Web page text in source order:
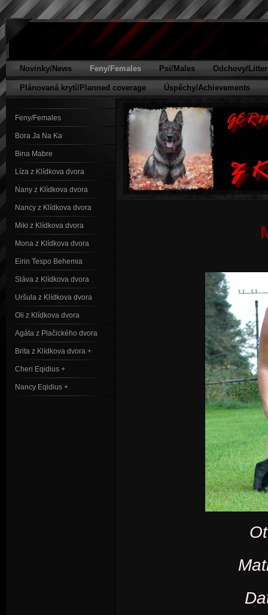
Novinky/News Feny/Females Psi/Males Odchovy/
Plánovaná krytí/Planned coverage Úspěchy/Achievements
Feny/Females
Bora Ja Na Ka
Bina Mabre
Líza z Klídkova dvora
Nany z Klídkova dvora
Nancy z Klídkova dvora
Miki z Klídkova dvora
Mona z Klídkova dvora
Eirin Tespo Behemia
Sláva z Klídkova dvora
Uršula z Klídkova dvora
Oli z Klídkova dvora
Agáta z Plačického dvora
Brita z Klídkova dvora +
Cheri Eqidius +
Nancy Eqidius +